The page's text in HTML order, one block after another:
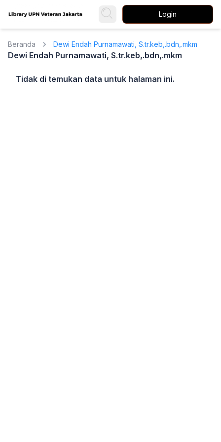
Login
Beranda Dewi Endah Purnamawati, S.tr.keb,.bdn,.mkm
Dewi Endah Purnamawati, S.tr.keb,.bdn,.mkm
Tidak di temukan data untuk halaman ini.